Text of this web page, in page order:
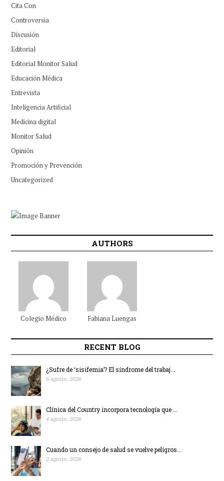
Cita Con
Controversia
Discusión
Editorial
Editorial Monitor Salud
Educación Médica
Entrevista
Inteligencia Artificial
Medicina digital
Monitor Salud
Opinión
Promoción y Prevención
Uncategorized
AUTHORS
Colegio Médico
FabianaLuengas
Beltrán
RECENT BLOG
¿Sufre de ‘sisifemia’? El síndrome del trabaj...
6 agosto, 2026
Clínica del Country incorpora tecnología que ...
4 agosto, 2026
Cuando un consejo de salud se vuelve peligros...
2 agosto, 2026